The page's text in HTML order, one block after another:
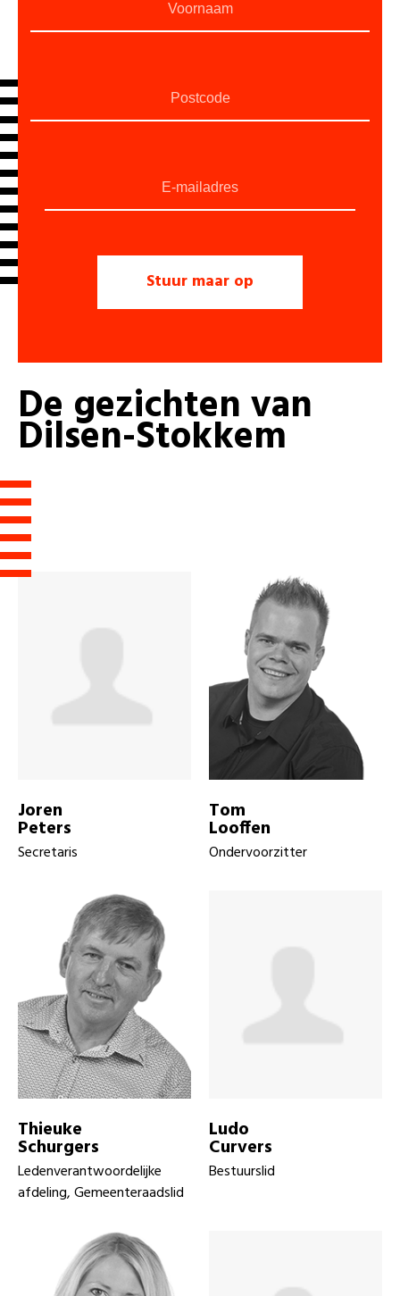
De gezichtenvan
Dilsen-Stokkem
Joren
Peters
Secretaris
Tom
Looffen
Ondervoorzitter
Thieuke
Schurgers
Ledenverantwoordelijke
afdeling, Gemeenteraadslid
Ludo
Curvers
Bestuurslid